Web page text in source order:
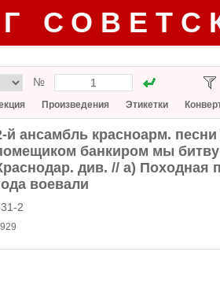
№
Произведения Этикетки
й ансамбль красноарм.
банкиром мы
див. // а) Походная
воевали
2